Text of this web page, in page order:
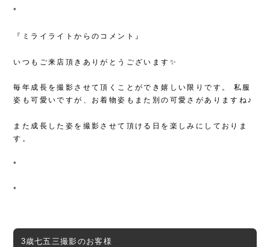
*
『ミライライトからのコメント』
いつもご来店頂きありがとうございます✨
毎年成長を撮影させて頂くことができ嬉しい限りです。
私服
姿も可愛いですが、お着物姿もまた別の可愛さがありますね♪
また成長した姿を撮影させて頂ける日を楽しみにしておりま
す。
*
*
3歳七五三撮影のお客様